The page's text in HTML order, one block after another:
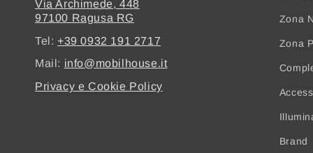
Via Archimede, 448
97100 Ragusa RG
Tel: +39 0932 191 2717
Mail: info@mobilhouse.it
Privacy e Cookie Policy
Zona
Zona
Brand